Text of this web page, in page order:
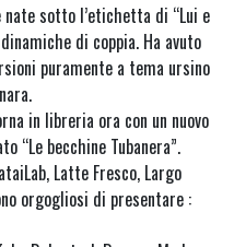
sotto l’etichetta di “Lui e
di coppia. Ha avuto
puramente a tema ursino
in libreria ora con un nuovo
“Le becchine Tubanera”.
Latte Fresco, Largo
orgogliosi di presentare :